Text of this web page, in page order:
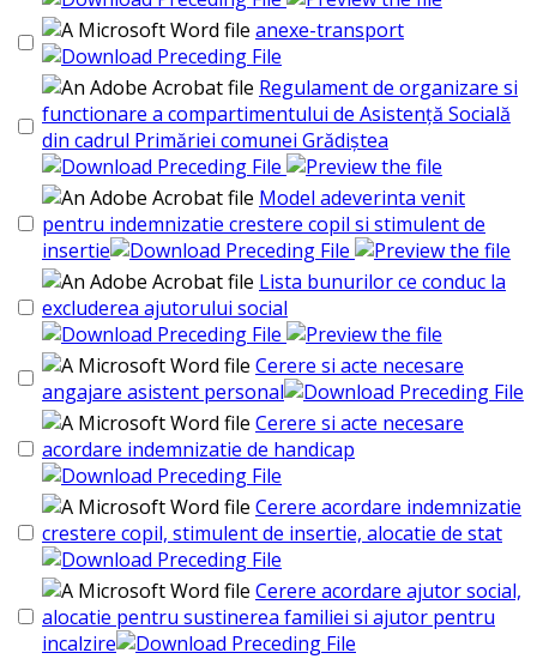
anexe-transport
Regulament de organizare si
functionare a compartimentului de Asistență Socială
din cadrul Primăriei comunei Grădiștea
Model adeverinta venit
pentru indemnizatie crestere copil si stimulent de
insertie
Lista bunurilor ce conduc la
excluderea ajutorului social
Cerere si acte necesare
angajare asistent personal
Cerere si acte necesare
acordare indemnizatie de handicap
Cerere acordare indemnizatie
crestere copil, stimulent de insertie, alocatie de stat
Cerere acordare ajutor social,
alocatie pentru sustinerea familiei si ajutor pentru
incalzire